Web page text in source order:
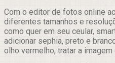
Com o editor de fotos online
diferentes tamanhos e
como quer em seu ceular,
adicionar sephia, preto e
olho vermelho, tratar a